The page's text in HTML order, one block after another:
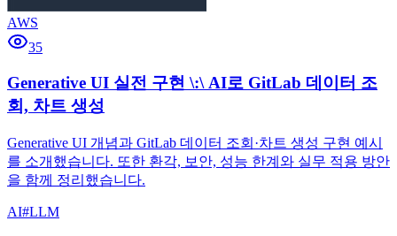
AWS
35
Generative UI 실전 구현 \:\ AI로 GitLab 데이터 조
회, 차트 생성
Generative UI 개념과 GitLab 데이터 조회·차트 생성 구현 예시
를 소개했습니다. 또한 환각, 보안, 성능 한계와 실무 적용 방안
을 함께 정리했습니다.
AI#LLM